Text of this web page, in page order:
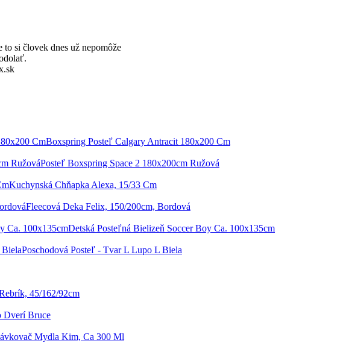
si človek dnes už nepomôže
Boxspring Posteľ Calgary Antracit 180x200 Cm
Posteľ Boxspring Space 2 180x200cm Ružová
Kuchynská Chňapka Alexa, 15/33 Cm
Fleecová Deka Felix, 150/200cm, Bordová
Detská Posteľná Bielizeň Soccer Boy Ca. 100x135cm
Poschodová Posteľ - Tvar L Lupo L Biela
45/162/92cm
Dverí Bruce
Mydla Kim, Ca 300 Ml